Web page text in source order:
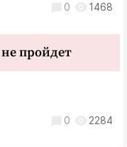
0 1468
пройдет
0 2284